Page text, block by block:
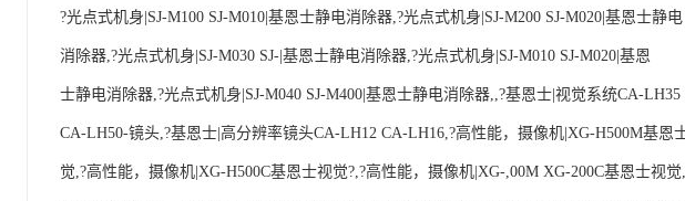
?光点式机身|SJ-M100 SJ-M010|基恩士静电消除器,?光点式机身|SJ-M200 SJ-M020|基恩士静电
消除器,?光点式机身|SJ-M030 SJ-|基恩士静电消除器,?光点式机身|SJ-M010 SJ-M020|基恩
士静电消除器,?光点式机身|SJ-M040 SJ-M400|基恩士静电消除器,,?基恩士|视觉系统CA-LH35
CA-LH50-镜头,?基恩士|高分辨率镜头CA-LH12 CA-LH16,?高性能，摄像机|XG-H500M基恩
觉,?高性能，摄像机|XG-H500C基恩士视觉?,?高性能，摄像机|XG-,00M XG-200C基恩士视觉